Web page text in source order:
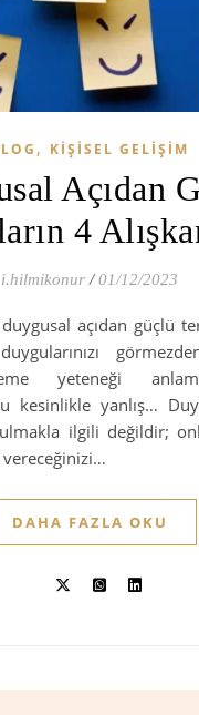
, KIŞISEL GELIŞIM
Açıdan
4
i.hilmikonur / 01/12/2023
açıdan güçlü
yeteneği
kesinlikle yanlış…
ilgili değildir;
vereceğinizi…
DAHA FAZLA OKU